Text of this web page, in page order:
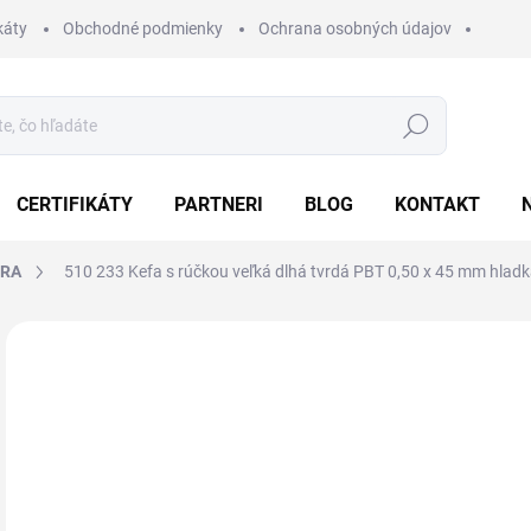
Obchodné podmienky Ochrana osobných údajov
Hľadať
CERTIFIKÁTY PARTNERI BLOG KONTAKT
510 233 Kefa s rúčkou veľká dlhá tvrdá PBT 0,50 x 45 mm